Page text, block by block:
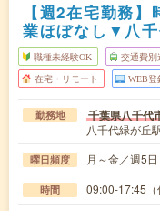
【週2在宅勤務
業ほぼなし▼八
職種未経験OK 交通費別
在宅・リモート WEB登
勤務地 千葉県八千代
八千代緑が丘
曜日頻度 月～金／週5日
時間 09:00-17:45（